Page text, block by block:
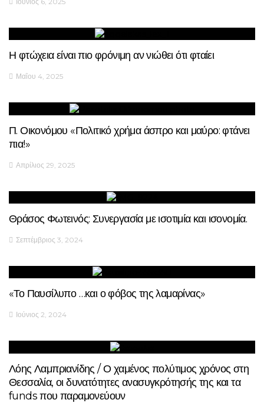
Η φτώχεια είναι πιο φρόνιμη αν νιώθει ότι φταίει
Μαΐου 4, 2025
Π. Οικονόμου «Πολιτικό χρήμα άσπρο και μαύρο: φτάνει
πια!»
Απρίλιος 29, 2025
Θράσος Φωτεινός: Συνεργασία με ισοτιμία και ισονομία.
Σεπτέμβριος 3, 2024
«Το Παυσίλυπο …και ο φόβος της λαμαρίνας»
Ιούνιος 2, 2024
Λόης Λαμπριανίδης / Ο χαμένος πολύτιμος χρόνος στη
Θεσσαλία, οι δυνατότητες ανασυγκρότησής της και τα
funds που παραμονεύουν